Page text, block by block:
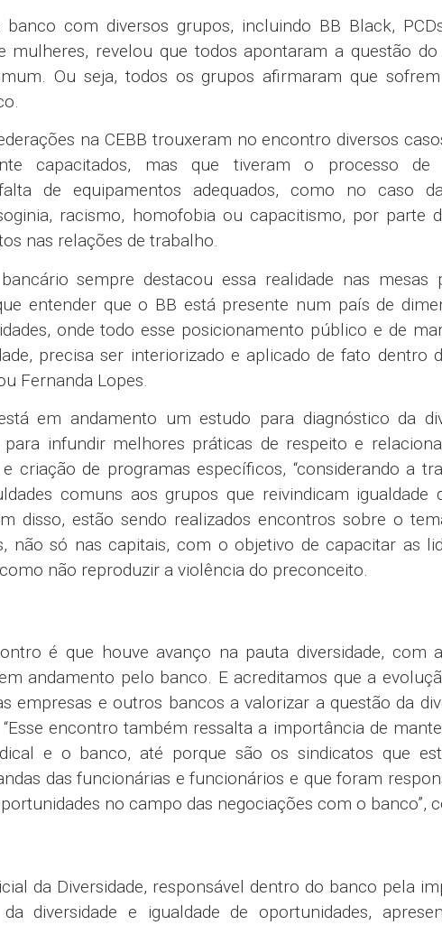
banco com diversos grupos, incluindo BB Black,
mulheres, revelou que todos apontaram a questão
Ou seja, todos os grupos afirmaram que
na CEBB trouxeram no encontro diversos
capacitados, mas que tiveram o processo de
de equipamentos adequados, como no caso
racismo, homofobia ou capacitismo, por parte
nas relações de trabalho.
sempre destacou essa realidade nas mesas
entender que o BB está presente num país de
onde todo esse posicionamento público e de
precisa ser interiorizado e aplicado de fato dentro
Fernanda Lopes.
em andamento um estudo para diagnóstico da
infundir melhores práticas de respeito e
criação de programas específicos, “considerando a
comuns aos grupos que reivindicam igualdade
disso, estão sendo realizados encontros sobre o
não só nas capitais, com o objetivo de capacitar as
não reproduzir a violência do preconceito.
é que houve avanço na pauta diversidade, com
andamento pelo banco. E acreditamos que a
empresas e outros bancos a valorizar a questão da
encontro também ressalta a importância de
e o banco, até porque são os sindicatos que
das funcionárias e funcionários e que foram
no campo das negociações com o banco”,
Diversidade, responsável dentro do banco pela
diversidade e igualdade de oportunidades,